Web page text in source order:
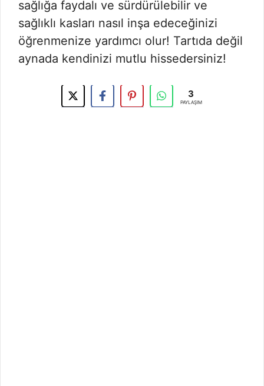
sağlığa faydalı ve sürdürülebilir ve
sağlıklı kasları nasıl inşa edeceğinizi
öğrenmenize yardımcı olur! Tartıda değil
aynada kendinizi mutlu hissedersiniz!
3
PAYLAŞIM